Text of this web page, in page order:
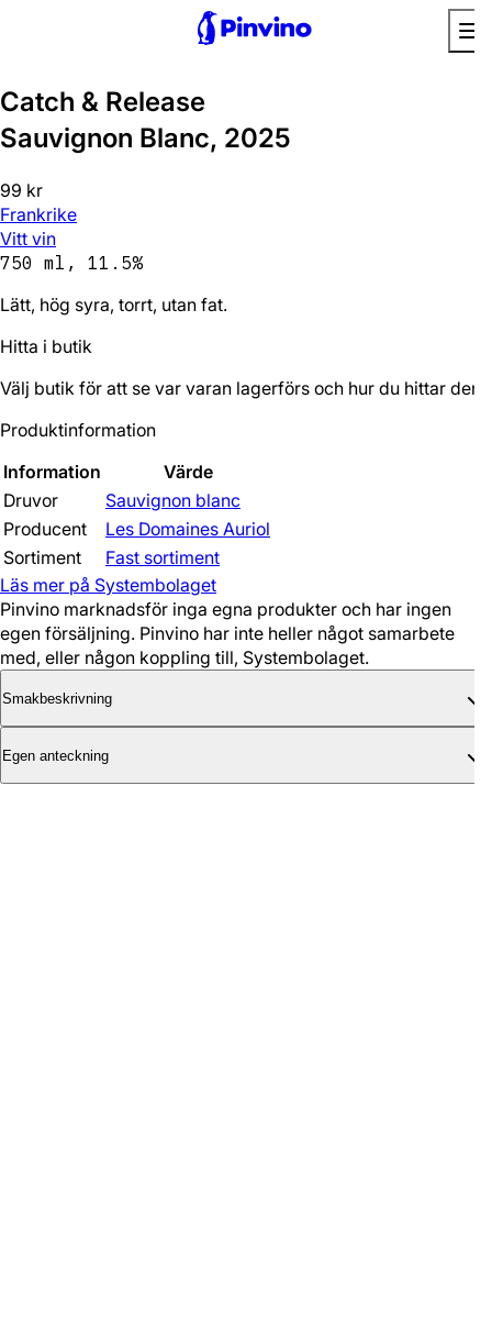
Catch & Release
Sauvignon Blanc, 2025
99 kr
Frankrike
Vitt vin
750 ml, 11.5%
Lätt, hög syra, torrt, utan fat.
Hitta i butik
Välj butik för att se var varan lagerförs och hur du hittar den.
Produktinformation
Information
Värde
Druvor
Sauvignon blanc
Producent
Les Domaines Auriol
Sortiment
Fast sortiment
Läs mer på Systembolaget
Pinvino marknadsför inga egna produkter och har ingen
egen försäljning. Pinvino har inte heller något samarbete
med, eller någon koppling till, Systembolaget.
Smakbeskrivning
Egen anteckning